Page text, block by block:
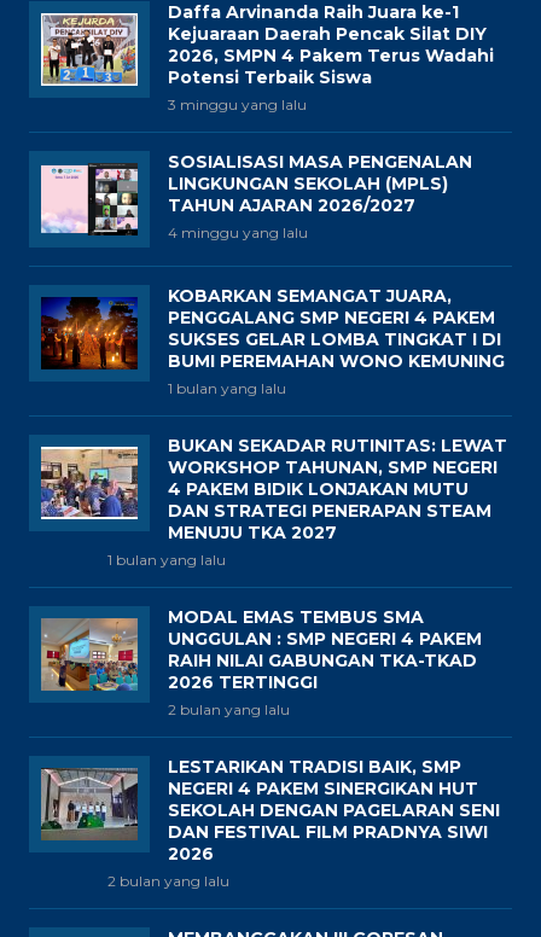
Daffa Arvinanda Raih Juara ke-1
Kejuaraan Daerah Pencak Silat DIY
2026, SMPN 4 Pakem Terus Wadahi
Potensi Terbaik Siswa
3 minggu yang lalu
SOSIALISASI MASA PENGENALAN
LINGKUNGAN SEKOLAH (MPLS)
TAHUN AJARAN 2026/2027
4 minggu yang lalu
KOBARKAN SEMANGAT JUARA,
PENGGALANG SMP NEGERI 4 PAKEM
SUKSES GELAR LOMBA TINGKAT I DI
BUMI PEREMAHAN WONO KEMUNING
1 bulan yang lalu
BUKAN SEKADAR RUTINITAS: LEWAT
WORKSHOP TAHUNAN, SMP NEGERI
4 PAKEM BIDIK LONJAKAN MUTU
DAN STRATEGI PENERAPAN STEAM
MENUJU TKA 2027
1 bulan yang lalu
MODAL EMAS TEMBUS SMA
UNGGULAN : SMP NEGERI 4 PAKEM
RAIH NILAI GABUNGAN TKA-TKAD
2026 TERTINGGI
2 bulan yang lalu
LESTARIKAN TRADISI BAIK, SMP
NEGERI 4 PAKEM SINERGIKAN HUT
SEKOLAH DENGAN PAGELARAN SENI
DAN FESTIVAL FILM PRADNYA SIWI
2026
2 bulan yang lalu